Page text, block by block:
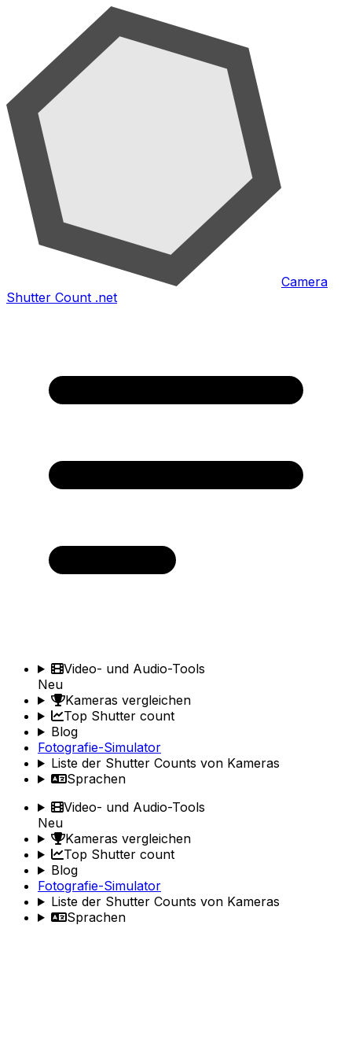
Camera
Shutter Count .net
Video- und Audio-Tools
Neu
Kameras vergleichen
Top Shutter count
Blog
Fotografie-Simulator
Liste der Shutter Counts von Kameras
Sprachen
Video- und Audio-Tools
Neu
Kameras vergleichen
Top Shutter count
Blog
Fotografie-Simulator
Liste der Shutter Counts von Kameras
Sprachen